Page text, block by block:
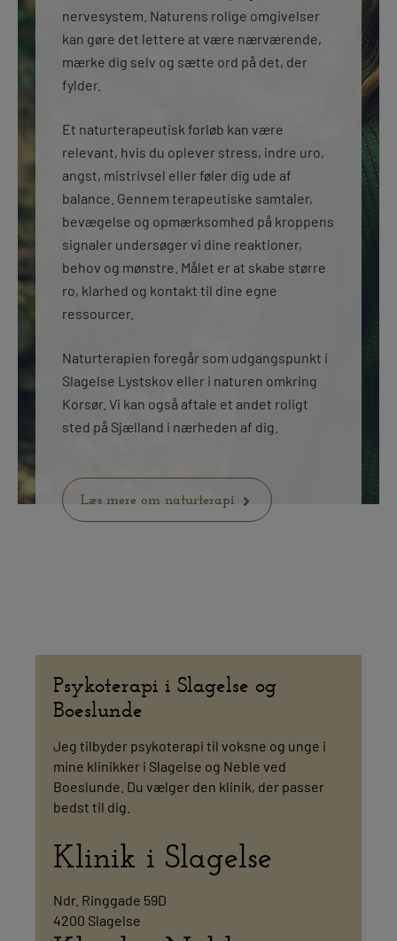
nervesystem. Naturens rolige omgivelser
kan gøre det lettere at være nærværende,
mærke dig selv og sætte ord på det, der
fylder.
Et naturterapeutisk forløb kan være
relevant, hvis du oplever stress, indre uro,
angst, mistrivsel eller føler dig ude af
balance. Gennem terapeutiske samtaler,
bevægelse og opmærksomhed på kroppens
signaler undersøger vi dine reaktioner,
behov og mønstre. Målet er at skabe større
ro, klarhed og kontakt til dine egne
ressourcer.
Naturterapien foregår som udgangspunkt i
Slagelse Lystskov eller i naturen omkring
Korsør. Vi kan også aftale et andet roligt
sted på Sjælland i nærheden af dig.
Læs mere om naturterapi
Psykoterapi i Slagelse og
Boeslunde
Jeg tilbyder psykoterapi til voksne og unge i
mine klinikker i Slagelse og Neble ved
Boeslunde. Du vælger den klinik, der passer
bedst til dig.
Klinik i Slagelse
Ndr. Ringgade 59D
4200 Slagelse